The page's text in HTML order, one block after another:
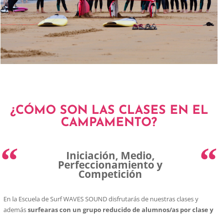
¿CÓMO SON LAS CLASES EN EL
CAMPAMENTO?
“ Iniciación, Medio,
Perfeccionamiento y
Competición “
En la Escuela de Surf WAVES SOUND disfrutarás de nuestras clases y
ademássurfearas con un grupo reducido de alumnos/as por clase y